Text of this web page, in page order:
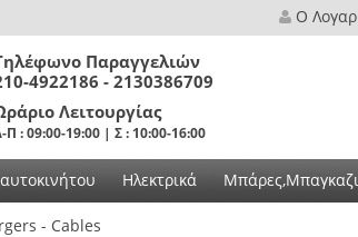
Ο
Παραγγελιών
4922186 - 2130386709
Λειτουργίας
Π : 09:00-19:00 | Σ : 10:00-16:00
Ηλεκτρικά
- Cables